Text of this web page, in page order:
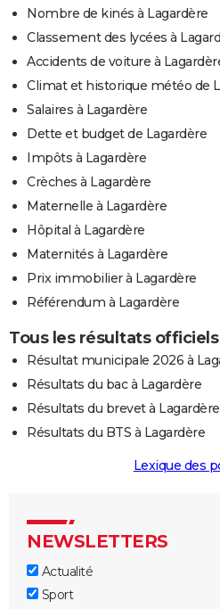
Nombre de kinés à Lagardère
Classement des lycées à
Accidents de voiture à
Climat et historique météo de
Salaires à Lagardère
Dette et budget de Lagardère
Impôts à Lagardère
Crèches à Lagardère
Maternelle à Lagardère
Hôpital à Lagardère
Maternités à Lagardère
Prix immobilier à Lagardère
Référendum à Lagardère
Tous les résultats
Résultat municipale 2026 à
Résultats du bac à Lagardère
Résultats du brevet à Lagardère
Résultats du BTS à Lagardère
Lexique des
NEWSLETTERS
Actualité
Sport